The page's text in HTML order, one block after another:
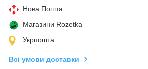
Нова Пошта
Магазини Rozetka
Укрпошта
Всі умови доставки